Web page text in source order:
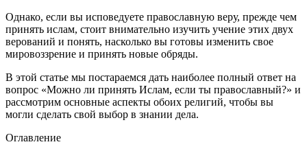
Однако, если вы исповедуете православную веру, прежде чем
принять ислам, стоит внимательно изучить учение этих двух
верований и понять, насколько вы готовы изменить свое
мировоззрение и принять новые обряды.
В этой статье мы постараемся дать наиболее полный ответ на
вопрос «Можно ли принять Ислам, если ты православный?» и
рассмотрим основные аспекты обоих религий, чтобы вы
могли сделать свой выбор в знании дела.
Оглавление